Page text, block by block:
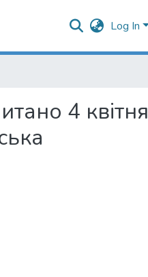
Log In
4 квітня